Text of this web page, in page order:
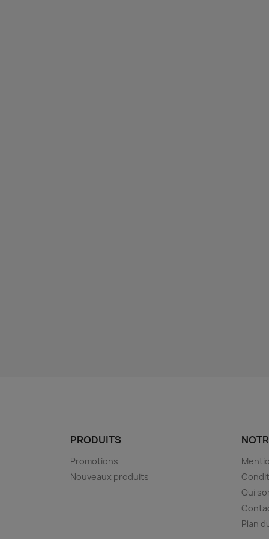
PRODUITS
Promotions
Nouveaux produits
Qui
Plan